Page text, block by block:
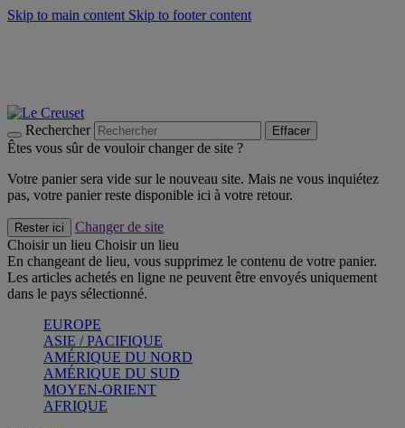
Skip to main content Skip to footer content
Rechercher Effacer
Êtes vous sûr de vouloir changer de site ?
Votre panier sera vide sur le nouveau site. Mais ne vous inquiétez
pas, votre panier reste disponible ici à votre retour.
Rester ici
Changer de site
Choisir un lieu Choisir un lieu
En changeant de lieu, vous supprimez le contenu de votre panier.
Les articles achetés en ligne ne peuvent être envoyés uniquement
dans le pays sélectionné.
EUROPE
ASIE / PACIFIQUE
AMÉRIQUE DU NORD
AMÉRIQUE DU SUD
MOYEN-ORIENT
AFRIQUE